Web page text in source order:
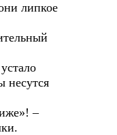
липкое
несутся
–